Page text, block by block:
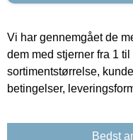
Vi har gennemgået de
dem med stjerner fra 1
sortimentstørrelse,
betingelser,
Bedst